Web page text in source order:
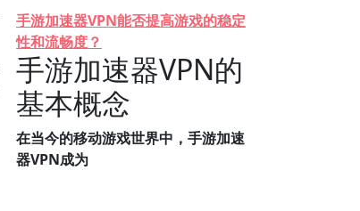
手游加速器VPN能否提高游戏的稳定
性和流畅度？
手游加速器VPN的
基本概念
在当今的移动游戏世界中，手游加速
器VPN成为